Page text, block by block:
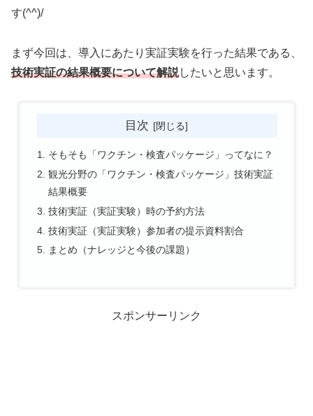
す(^^)/
まず今回は、導入にあたり実証実験を行った結果である、
技術実証の結果概要について解説したいと思います。
目次
そもそも「ワクチン・検査パッケージ」ってなに？
観光分野の「ワクチン・検査パッケージ」技術実証
結果概要
技術実証（実証実験）時の予約方法
技術実証（実証実験）参加者の提示資料割合
まとめ（ナレッジと今後の課題）
スポンサーリンク